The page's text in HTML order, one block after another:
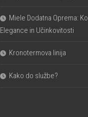
Miele Dodatna Oprema:
Elegance in Učinkovitosti
Kronotermova linija
Kako do službe?